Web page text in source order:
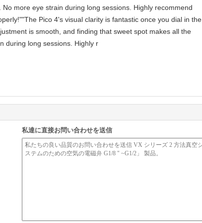
more eye strain during long sessions. Highly recommend
Pico 4's visual clarity is fantastic once you dial in the
is smooth, and finding that sweet spot makes all the
during long sessions. Highly r
私達に直接お問い合わせを送信